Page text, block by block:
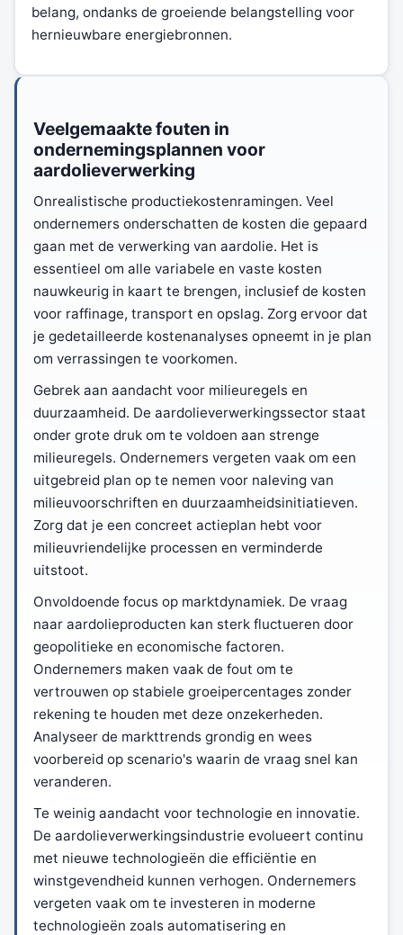
belang, ondanks de groeiende belangstelling voor
hernieuwbare energiebronnen.
Veelgemaakte fouten in
ondernemingsplannen voor
aardolieverwerking
Onrealistische productiekostenramingen. Veel
ondernemers onderschatten de kosten die gepaard
gaan met de verwerking van aardolie. Het is
essentieel om alle variabele en vaste kosten
nauwkeurig in kaart te brengen, inclusief de kosten
voor raffinage, transport en opslag. Zorg ervoor dat
je gedetailleerde kostenanalyses opneemt in je plan
om verrassingen te voorkomen.
Gebrek aan aandacht voor milieuregels en
duurzaamheid. De aardolieverwerkingssector staat
onder grote druk om te voldoen aan strenge
milieuregels. Ondernemers vergeten vaak om een
uitgebreid plan op te nemen voor naleving van
milieuvoorschriften en duurzaamheidsinitiatieven.
Zorg dat je een concreet actieplan hebt voor
milieuvriendelijke processen en verminderde
uitstoot.
Onvoldoende focus op marktdynamiek. De vraag
naar aardolieproducten kan sterk fluctueren door
geopolitieke en economische factoren.
Ondernemers maken vaak de fout om te
vertrouwen op stabiele groeipercentages zonder
rekening te houden met deze onzekerheden.
Analyseer de markttrends grondig en wees
voorbereid op scenario's waarin de vraag snel kan
veranderen.
Te weinig aandacht voor technologie en innovatie.
De aardolieverwerkingsindustrie evolueert continu
met nieuwe technologieën die efficiëntie en
winstgevendheid kunnen verhogen. Ondernemers
vergeten vaak om te investeren in moderne
technologieën zoals automatisering en